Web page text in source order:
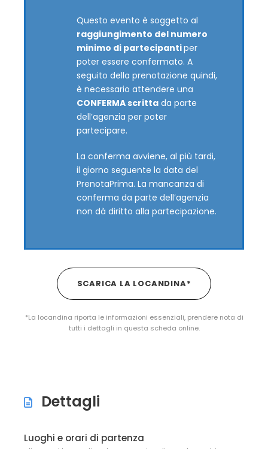
Questo evento è soggetto al
raggiungimento del numero
minimo di partecipantiper
poter essere confermato. A
seguito della prenotazione quindi,
è necessario attendere una
CONFERMA scritta da parte
dell’agenzia per poter
partecipare.
La conferma avviene, al più tardi,
il giorno seguente la data del
PrenotaPrima. La mancanza di
conferma da parte dell’agenzia
non dà diritto alla partecipazione.
SCARICA LA LOCANDINA*
*La locandina riporta le informazioni essenziali, prendere nota di
tutti i dettagli in questa scheda online.
Dettagli
Luoghi e orari di partenza